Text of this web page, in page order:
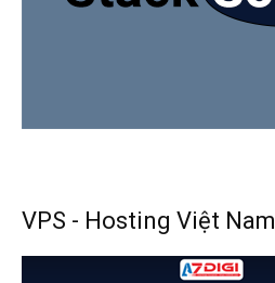
VPS - Hosting Việt Nam